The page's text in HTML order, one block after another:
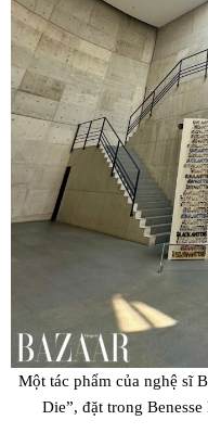
Một tác phẩm của nghệ sĩ
Die”, đặt trong